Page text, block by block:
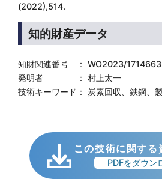
(2022),514.
知的財産データ
知財関連番号 ： WO2023/1714663
発明者 ： 村上太一
技術キーワード： 炭素回収、鉄鋼、
この技術に関する
PDFをダウン